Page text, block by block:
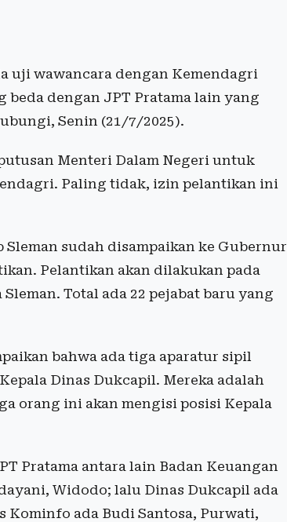
uji wawancara dengan Kemendagri
dengan JPT Pratama lain yang
Senin (21/7/2025).
Menteri Dalam Negeri untuk
Paling tidak, izin pelantikan ini
sudah disampaikan ke Gubernur
Pelantikan akan dilakukan pada
Total ada 22 pejabat baru yang
bahwa ada tiga aparatur sipil
Dinas Dukcapil. Mereka adalah
orang ini akan mengisi posisi Kepala
Pratama antara lain Badan Keuangan
Widodo; lalu Dinas Dukcapil ada
Kominfo ada Budi Santosa, Purwati,